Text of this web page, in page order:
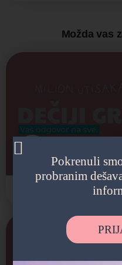
Možda vas
Arhitektonska
Pokrenuli
probranim